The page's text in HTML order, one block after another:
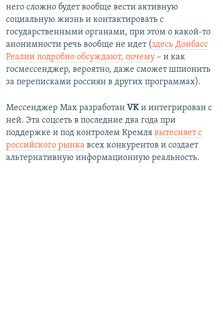
него сложно будет вообще вести активную
социальную жизнь и контактировать с
государственными органами, при этом о какой-то
анонимности речь вообще не идет (здесь Донбасс
Реалии подробно обсуждают, почему – и как
госмессенджер, вероятно, даже сможет шпионить
за переписками россиян в других программах).
Мессенджер Max разработан VK и интегрирован с
ней. Эта соцсеть в последние два года при
поддержке и под контролем Кремля вытесняет с
российского рынка всех конкурентов и создает
альтернативную информационную реальность.